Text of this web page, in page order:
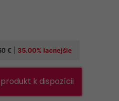
k dispozícii